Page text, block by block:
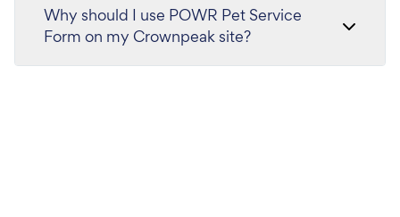
Why should I use POWR Pet Service
Form on my Crownpeak site?